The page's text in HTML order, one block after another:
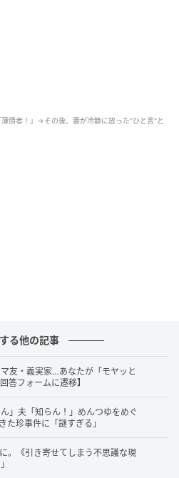
情者！」→その後、妻が冷静に放った"ひと言"と
る他の記事
友・義実家…あなたが「モヤッと
答フォームに遷移】
」夫「知らん！」めんつゆをめぐ
た珍事件に「謎すぎる」
。《引き寄せてしまう不思議な現